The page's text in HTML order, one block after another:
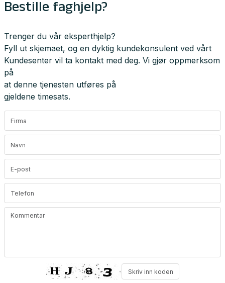
Bestille faghjelp?
Trenger du vår eksperthjelp?
Fyll ut skjemaet, og en dyktig kundekonsulent ved vårt
Kundesenter vil ta kontakt med deg. Vi gjør oppmerksom
på
at denne tjenesten utføres på
gjeldene timesats.